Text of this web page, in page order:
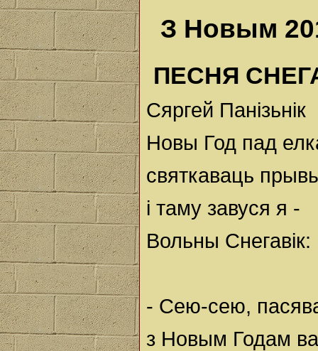
З Новым
ПЕСНЯ
Сяргей Панізьнік
Новы Год пад
святкаваць
і таму завуся я -
Вольны Снегавік:
- Сею-сею,
з Новым Годам